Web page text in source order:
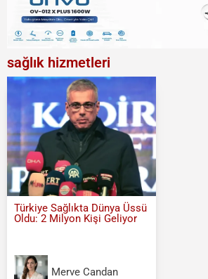
sağlık hizmetleri
Türkiye Sağlıkta Dünya Üssü
Oldu: 2 Milyon Kişi Geliyor
Merve Candan